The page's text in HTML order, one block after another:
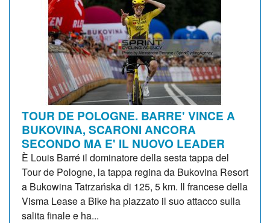
TOUR DE POLOGNE. BARRE' VINCE A
BUKOVINA, SCARONI ANCORA
SECONDO MA E' IL NUOVO LEADER
È Louis Barré il dominatore della sesta tappa del
Tour de Pologne, la tappa regina da Bukovina Resort
a Bukowina Tatrzańska di 125, 5 km. Il francese della
Visma Lease a Bike ha piazzato il suo attacco sulla
salita finale e ha...